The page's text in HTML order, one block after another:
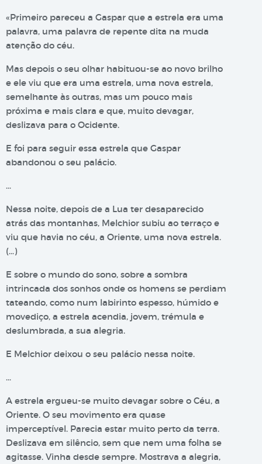
«Primeiro pareceu a Gaspar que a estrela era uma
palavra, uma palavra de repente dita na muda
atenção do céu.
Mas depois o seu olhar habituou-se ao novo brilho
e ele viu que era uma estrela, uma nova estrela,
semelhante às outras, mas um pouco mais
próxima e mais clara e que, muito devagar,
deslizava para o Ocidente.
E foi para seguir essa estrela que Gaspar
abandonou o seu palácio.
…
Nessa noite, depois de a Lua ter desaparecido
atrás das montanhas, Melchior subiu ao terraço e
viu que havia no céu, a Oriente, uma nova estrela.
(…)
E sobre o mundo do sono, sobre a sombra
intrincada dos sonhos onde os homens se perdiam
tateando, como num labirinto espesso, húmido e
movediço, a estrela acendia, jovem, trémula e
deslumbrada, a sua alegria.
E Melchior deixou o seu palácio nessa noite.
…
A estrela ergueu-se muito devagar sobre o Céu, a
Oriente. O seu movimento era quase
imperceptível. Parecia estar muito perto da terra.
Deslizava em silêncio, sem que nem uma folha se
agitasse. Vinha desde sempre. Mostrava a alegria,